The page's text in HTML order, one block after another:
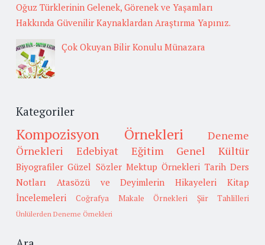
Oğuz Türklerinin Gelenek, Görenek ve Yaşamları
Hakkında Güvenilir Kaynaklardan Araştırma Yapınız.
Çok Okuyan Bilir Konulu Münazara
Kategoriler
Kompozisyon Örnekleri
Deneme
Örnekleri
Edebiyat Eğitim Genel Kültür
Biyografiler Güzel Sözler Mektup Örnekleri Tarih Ders
Notları
Atasözü ve Deyimlerin Hikayeleri
Kitap
İncelemeleri
Coğrafya Makale Örnekleri Şiir Tahlilleri
Ünlülerden Deneme Örnekleri